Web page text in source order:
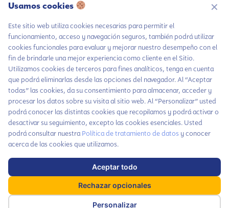
Haz parte de nuestra comunidad y no te
pierdas todas las novedades que tenemos
cada mes para ti
Chatea con LiA
Hablemos por
WhatsApp
Fundación en medios
Escúchanos en Spotify
Autorización de tratamiento de datos
Aviso Privacidad
Política tratamiento de datos
Política inversiones responsables y del Pilar Inversiones
Dirección: Carrera 63A # 5-28, Barrio Cañaveralejo. Cali, Colombia
Usamos cookies ✕
Este sitio web utiliza cookies necesarias para permitir el
funcionamiento, acceso y navegación seguros, también podrá utilizar
cookies funcionales para evaluar y mejorar nuestro desempeño con el
fin de brindarle una mejor experiencia como cliente en el Sitio.
Utilizamos cookies de terceros para fines analíticos, tenga en cuenta
que podrá eliminarlas desde las opciones del navegador. Al “Aceptar
todas” las cookies, da su consentimiento para almacenar, acceder y
procesar los datos sobre su visita al sitio web. Al “Personalizar” usted
podrá conocer las distintas cookies que recopilamos y podrá activar o
desactivar su seguimiento, excepto las cookies esenciales. Usted
podrá consultar nuestra Política de tratamiento de datos y conocer
acerca de las cookies que utilizamos.
Aceptar todo
Rechazar opcionales
Personalizar